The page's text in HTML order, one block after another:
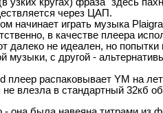
intro (приглашения) на
узких кругах) фраза "здесь
через ЦАП.
начинает играть музыка
в качестве плеера
далеко не идеален, но попытки
музыки, с другой -
плеер распаковывает YM на
влезла в стандартный 32кб